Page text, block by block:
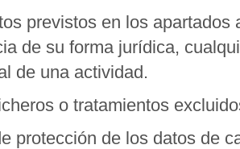
previstos en los
de su forma jurídica,
de una actividad.
o tratamientos
protección de los datos de